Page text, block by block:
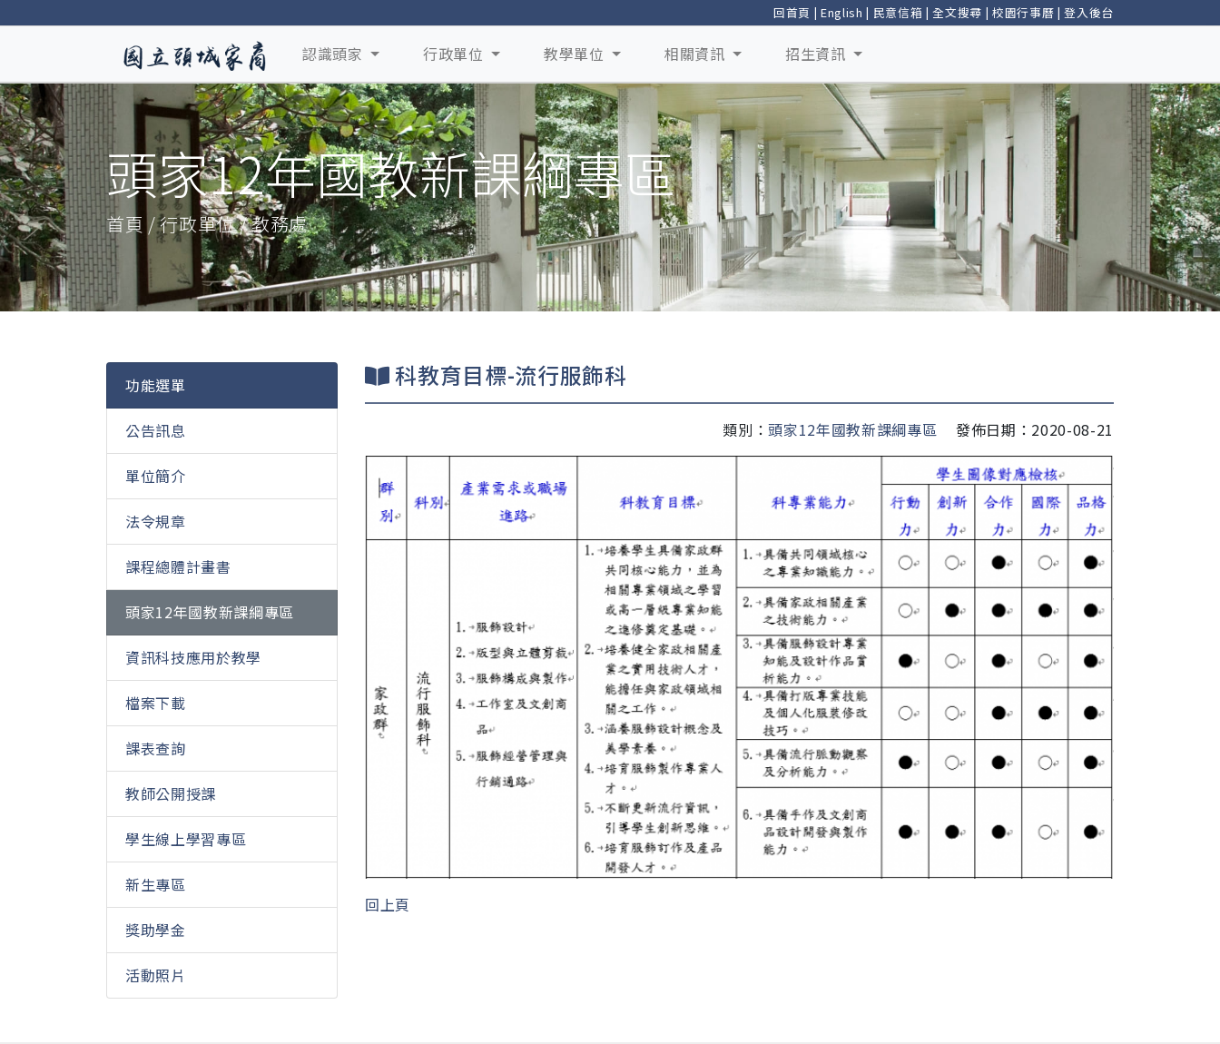
回首頁 | English | 民意信箱 |全文搜尋 | 校園行事曆 |登入後台
認識頭家 行政單位 教學單位 相關資訊 招生資訊
頭家12年國教新課綱專區
首頁 / 行政單位 / 教務處
功能選單
公告訊息
單位簡介
法令規章
課程總體計畫書
頭家12年國教新課綱專區
資訊科技應用於教學
檔案下載
課表查詢
教師公開授課
學生線上學習專區
新生專區
獎助學金
活動照片
科教育目標-流行服飾科
類別：頭家12年國教新課綱專區 發佈日期：2020-08-21
回上頁